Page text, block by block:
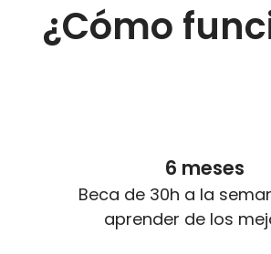
¿Cómo
6 meses
Beca de 30h a la
aprender de los